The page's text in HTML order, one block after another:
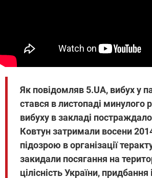
Як повідомляв 5.UA, вибух у
стався в листопаді минулого
вибуху в закладі
Ковтун затримали восени
підозрою в організації
закидали посягання на
цілісність України, придбання